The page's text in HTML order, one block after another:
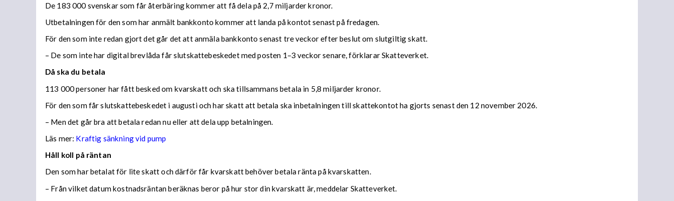
De 183 000 svenskar som får återbäring kommer att få dela på 2,7 miljarder kronor.
Utbetalningen för den som har anmält bankkonto kommer att landa på kontot senast på fredagen.
För den som inte redan gjort det går det att anmäla bankkonto senast tre veckor efter beslut om slutgiltig skatt.
– De som inte har digital brevlåda får slutskattebeskedet med posten 1–3 veckor senare, förklarar Skatteverket.
Då ska du betala
113 000 personer har fått besked om kvarskatt och ska tillsammans betala in 5,8 miljarder kronor.
För den som får slutskattebeskedet i augusti och har skatt att betala ska inbetalningen till skattekontot ha gjorts senast den 12 november 2026.
– Men det går bra att betala redan nu eller att dela upp betalningen.
Läs mer: Kraftig sänkning vid pump
Håll koll på räntan
Den som har betalat för lite skatt och därför får kvarskatt behöver betala ränta på kvarskatten.
– Från vilket datum kostnadsräntan beräknas beror på hur stor din kvarskatt är, meddelar Skatteverket.